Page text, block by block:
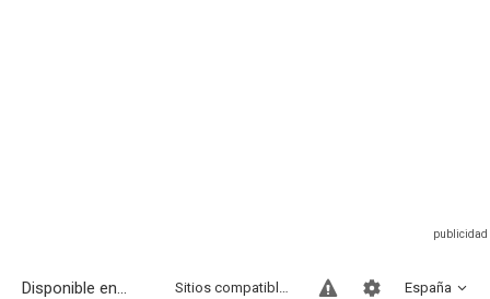
Disponible en... España
Sitios compatibles